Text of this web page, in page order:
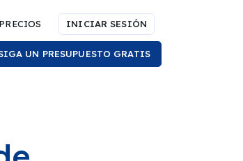
PRECIOS INICIAR SESIÓN
UN PRESUPUESTO GRATIS